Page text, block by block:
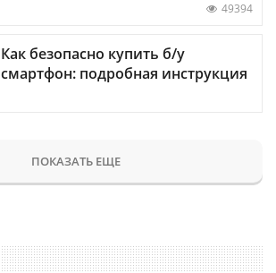
49394
Как безопасно купить б/у
смартфон: подробная инструкция
ПОКАЗАТЬ ЕЩЕ